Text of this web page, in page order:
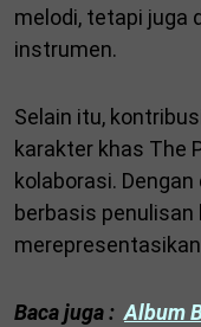
melodi, tetapi juga
instrumen.
Selain itu,
karakter khas The
kolaborasi.
berbasis penulisan
Baca juga :Album